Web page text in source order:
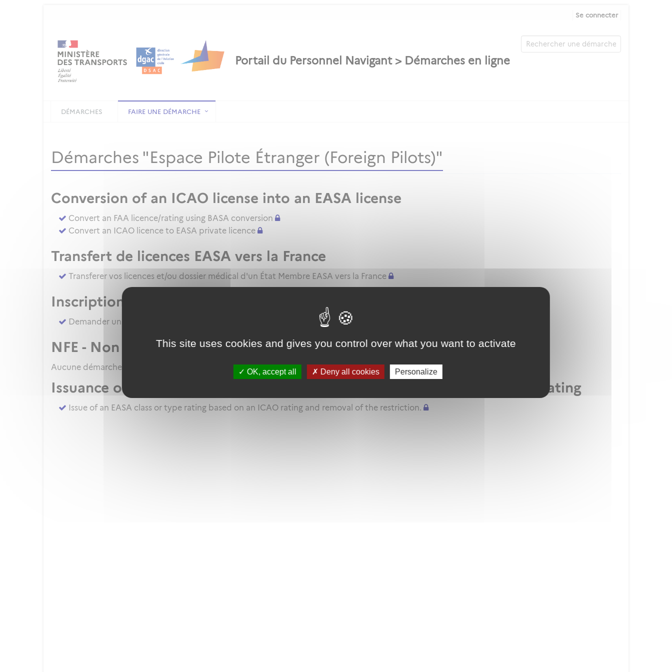
This site uses cookies and gives you control over what you want to activate
OK, accept all Deny all cookies Personalize
Se connecter
DÉMARCHES FAIRE UNE DÉMARCHE
Démarches "Espace Pilote Étranger (Foreign Pilots)"
Conversion of an ICAO license into an EASA license
Convert an FAA licence/rating using BASA conversion
Convert an ICAO licence to EASA private licence
Transfert de licences EASA vers la France
Transferer vos licences et/ou dossier médical d'un État Membre EASA vers la France
Inscription à un examen
Demander un ATPL direct [sans formation théorique et pratique]
NFE - Non French Examiner List
Aucune démarche pour le moment
Issuance of EASA class or type rating on the basis of ICAO class or type rating
Issue of an EASA class or type rating based on an ICAO rating and removal of the restriction.